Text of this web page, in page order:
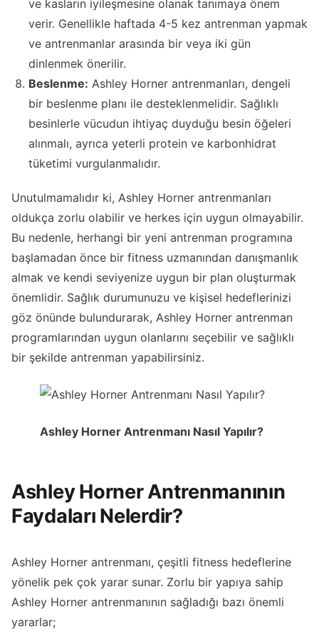
ve kasların iyileşmesine olanak tanımaya önem
verir. Genellikle haftada 4-5 kez antrenman yapmak
ve antrenmanlar arasında bir veya iki gün
dinlenmek önerilir.
Beslenme: Ashley Horner antrenmanları, dengeli
bir beslenme planı ile desteklenmelidir. Sağlıklı
besinlerle vücudun ihtiyaç duyduğu besin öğeleri
alınmalı, ayrıca yeterli protein ve karbonhidrat
tüketimi vurgulanmalıdır.
Unutulmamalıdır ki, Ashley Horner antrenmanları
oldukça zorlu olabilir ve herkes için uygun olmayabilir.
Bu nedenle, herhangi bir yeni antrenman programına
başlamadan önce bir fitness uzmanından danışmanlık
almak ve kendi seviyenize uygun bir plan oluşturmak
önemlidir. Sağlık durumunuzu ve kişisel hedeflerinizi
göz önünde bulundurarak, Ashley Horner antrenman
programlarından uygun olanlarını seçebilir ve sağlıklı
bir şekilde antrenman yapabilirsiniz.
Ashley Horner Antrenmanı Nasıl Yapılır?
Ashley Horner Antrenmanının
Faydaları Nelerdir?
Ashley Horner antrenmanı, çeşitli fitness hedeflerine
yönelik pek çok yarar sunar. Zorlu bir yapıya sahip
Ashley Horner antrenmanının sağladığı bazı önemli
yararlar;